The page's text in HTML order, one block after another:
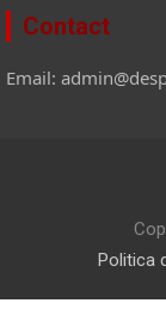
Contact
Email:
Politica